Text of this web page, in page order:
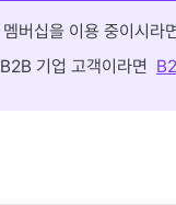
멤버십을 이용 중이시라
B2B 기업 고객이라면